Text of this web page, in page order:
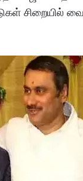
சிறையில்